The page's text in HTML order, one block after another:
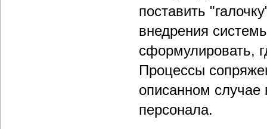
поставить
внедрения
сформулировать,
Процессы
описанном
персонала.